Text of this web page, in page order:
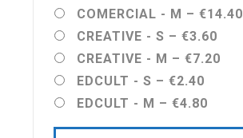
COMERCIAL - M – €14.40
CREATIVE - S – €3.60
CREATIVE - M – €7.20
EDCULT - S – €2.40
EDCULT - M – €4.80